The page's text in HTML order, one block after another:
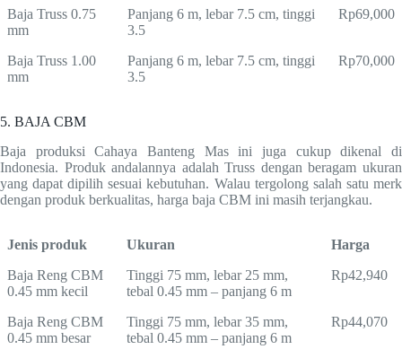
Baja Truss 0.75
mm
Panjang 6 m, lebar 7.5 cm, tinggi
3.5
Rp69,000
Baja Truss 1.00
mm
Panjang 6 m, lebar 7.5 cm, tinggi
3.5
Rp70,000
5. BAJA CBM
Baja produksi Cahaya Banteng Mas ini juga cukup dikenal di
Indonesia. Produk andalannya adalah Truss dengan beragam ukuran
yang dapat dipilih sesuai kebutuhan. Walau tergolong salah satu merk
dengan produk berkualitas, harga baja CBM ini masih terjangkau.
Jenis produk Ukuran
Harga
Baja Reng CBM
0.45 mm kecil
Tinggi 75 mm, lebar 25 mm,
tebal 0.45 mm – panjang 6 m
Rp42,940
Baja Reng CBM
0.45 mm besar
Tinggi 75 mm, lebar 35 mm,
tebal 0.45 mm – panjang 6 m
Rp44,070